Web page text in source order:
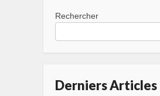
Rechercher
Derniers Articles